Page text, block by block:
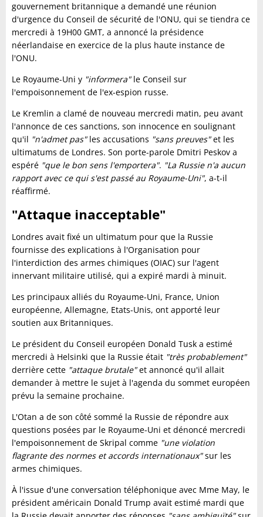
gouvernement britannique a demandé une réunion
d'urgence du Conseil de sécurité de l'ONU, qui se tiendra ce
mercredi à 19H00 GMT, a annoncé la présidence
néerlandaise en exercice de la plus haute instance de
l'ONU.
Le Royaume-Uni y "informera"le Conseil sur
l'empoisonnement de l'ex-espion russe.
Le Kremlin a clamé de nouveau mercredi matin, peu avant
l'annonce de ces sanctions, son innocence en soulignant
qu'il "n'admet pas"les accusations "sans preuves"et les
ultimatums de Londres. Son porte-parole Dmitri Peskov a
espéré "que le bon sens l'emportera". "La Russie n'a aucun
rapport avec ce qui s'est passé au Royaume-Uni", a-t-il
réaffirmé.
"Attaque inacceptable"
Londres avait fixé un ultimatum pour que la Russie
fournisse des explications à l'Organisation pour
l'interdiction des armes chimiques (OIAC) sur l'agent
innervant militaire utilisé, qui a expiré mardi à minuit.
Les principaux alliés du Royaume-Uni, France, Union
européenne, Allemagne, Etats-Unis, ont apporté leur
soutien aux Britanniques.
Le président du Conseil européen Donald Tusk a estimé
mercredi à Helsinki que la Russie était "très probablement"
derrière cette "attaque brutale"et annoncé qu'il allait
demander à mettre le sujet à l'agenda du sommet européen
prévu la semaine prochaine.
L'Otan a de son côté sommé la Russie de répondre aux
questions posées par le Royaume-Uni et dénoncé mercredi
l'empoisonnement de Skripal comme "une violation
flagrante des normes et accords internationaux"sur les
armes chimiques.
À l'issue d'une conversation téléphonique avec Mme May, le
président américain Donald Trump avait estimé mardi que